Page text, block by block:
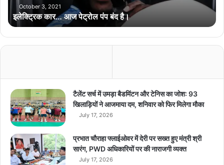
ट्रो
ल
द
।
October 3, 2021
इलेक्ट्रिक कार… आज पेट्रोल पंप बंद है।
टैलेंट सर्च में उमड़ा बैडमिंटन और टेनिस का जोश: 93
खिलाड़ियों ने आजमाया दम, शनिवार को फिर मिलेगा मौका
July 17, 2026
प्रभात चौराहा फ्लाईओवर में देरी पर सख्त हुए मंत्री श्री
सारंग, PWD अधिकारियों पर की नाराजगी व्यक्त
July 17, 2026